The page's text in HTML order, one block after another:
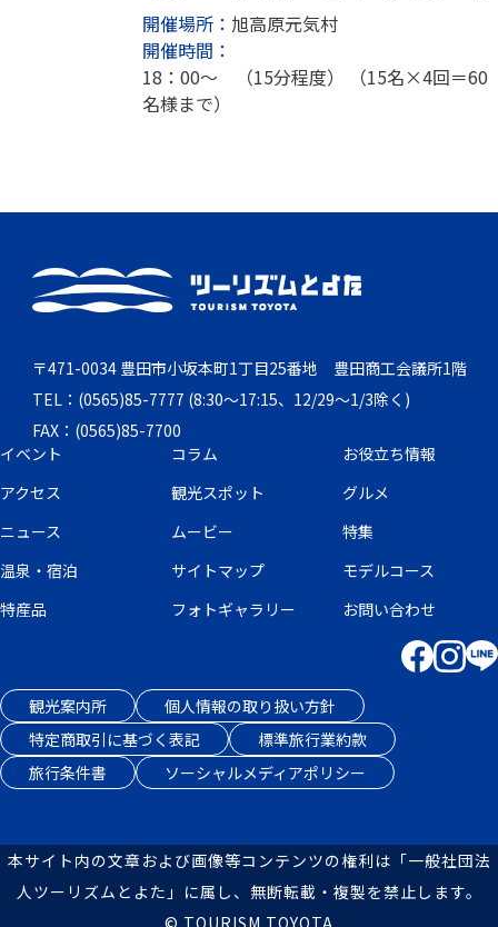
開催場所： 旭高原元気村
開催時間：
18：00～ （15分程度） （15名×4回＝60
名様まで）
〒471-0034 豊田市小坂本町1丁目25番地 豊田商工会議所1階
TEL：(0565)85-7777 (8:30～17:15、12/29～1/3除く)
FAX：(0565)85-7700
イベント
コラム
お役立ち情報
アクセス
観光スポット
グルメ
ニュース
ムービー
特集
温泉・宿泊
サイトマップ
モデルコース
特産品
フォトギャラリー お問い合わせ
観光案内所
個人情報の取り扱い方針
特定商取引に基づく表記
標準旅行業約款
旅行条件書
ソーシャルメディアポリシー
本サイト内の文章および画像等コンテンツの権利は「一般社団法
人ツーリズムとよた」に属し、無断転載・複製を禁止します。